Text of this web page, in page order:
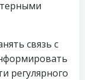
связь с
регулярного